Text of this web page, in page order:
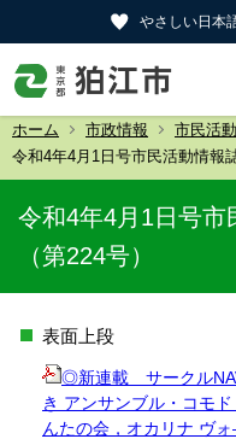
やさしい日本
ホーム 市政情報 市民活
令和4年4月1日号市民活動情報
令和4年4月1日号市
（第224号）
表面上段
◎新連載 サークル
き アンサンブル・コモ
んたの会，オカリナ ヴ